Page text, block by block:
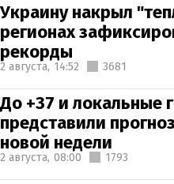
Украину накрыл
регионах
рекорды
2 августа, 14:52 3681
До +37 и локальные
представили
новой недели
2 августа, 08:00 1793